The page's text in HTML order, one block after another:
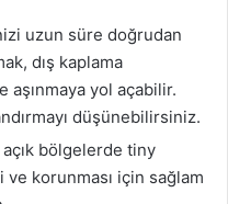
uzun süre doğrudan
dış kaplama
aşınmaya yol açabilir.
düşünebilirsiniz.
açık bölgelerde tiny
korunması için sağlam